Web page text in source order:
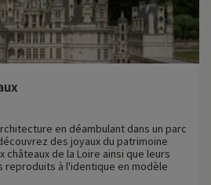
en déambulant dans un parc
des joyaux du patrimoine
châteaux de la Loire ainsi que leurs
reproduits à l'identique en modèle